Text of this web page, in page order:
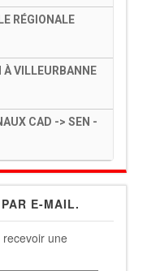
RÉGIONALE
À VILLEURBANNE
CAD -> SEN -
E-MAIL.
une